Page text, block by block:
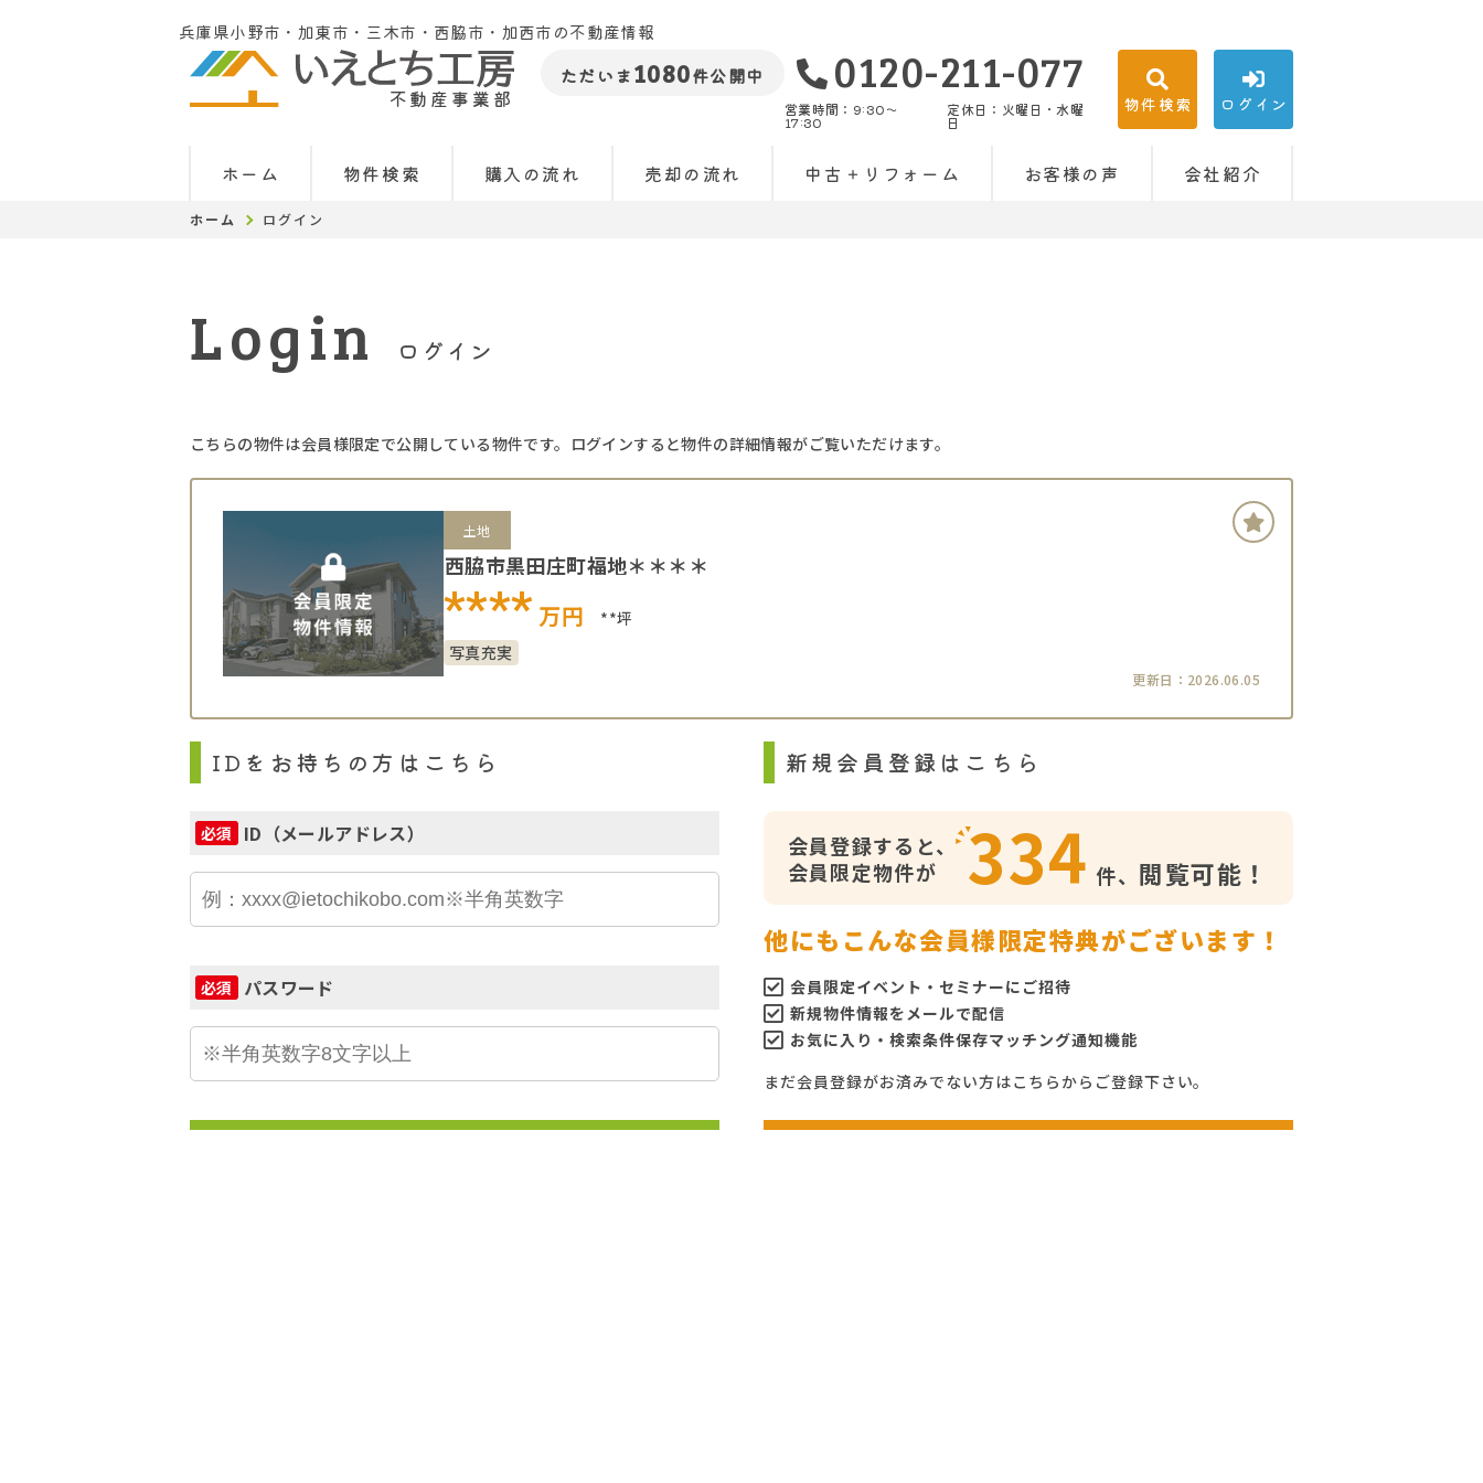
兵庫県小野市・加東市・三木市・西脇市・加西市の不動産情報
ただいま1080件公開中
不動産事業部 0120-211-077
営業時間：9:30〜
17:30
定休日：火曜日・水曜
日
物件検索 ログイン
ホーム 物件検索 購入の流れ 売却の流れ 中古＋リフォーム お客様の声 会社紹介
ホーム ログイン
Login ログイン
こちらの物件は会員様限定で公開している物件です。ログインすると物件の詳細情報がご覧いただけます。
土地
西脇市黒田庄町福地＊＊＊＊
**** 万円
**坪
写真充実
更新日：2026.06.05
IDをお持ちの方はこちら
必須 ID（メールアドレス）
必須 パスワード
新規会員登録はこちら
会員登録すると、
会員限定物件が
334 件、 閲覧可能！
他にもこんな会員様限定特典がございます！
会員限定イベント・セミナーにご招待
新規物件情報をメールで配信
お気に入り・検索条件保存マッチング通知機能
まだ会員登録がお済みでない方はこちらからご登録下さい。